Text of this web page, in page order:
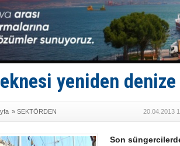
Türk
Deniz
DÖDER,
Fairline,
Baltık
Runit
Türk
yeniden denize
» SEKTÖRDEN 20.04.2013
Son